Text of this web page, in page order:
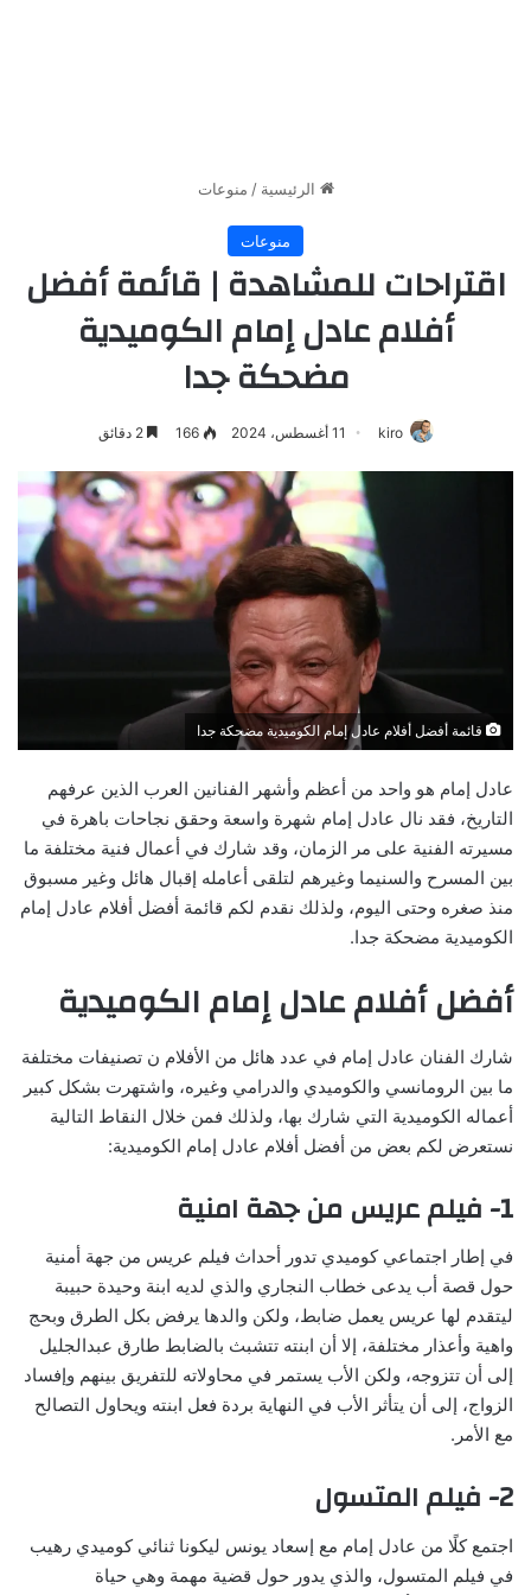
الرئيسية / منوعات
منوعات
اقتراحات للمشاهدة | قائمة أفضل
أفلام عادل إمام الكوميدية
مضحكة جدا
kiro 11 أغسطس، 2024 166 2 دقائق
قائمة أفضل أفلام عادل إمام الكوميدية مضحكة جدا
عادل إمام هو واحد من أعظم وأشهر الفنانين العرب الذين عرفهم
التاريخ، فقد نال عادل إمام شهرة واسعة وحقق نجاحات باهرة في
مسيرته الفنية على مر الزمان، وقد شارك في أعمال فنية مختلفة ما
بين المسرح والسنيما وغيرهم لتلقى أعامله إقبال هائل وغير مسبوق
منذ صغره وحتى اليوم، ولذلك نقدم لكم قائمة أفضل أفلام عادل إمام
الكوميدية مضحكة جدا.
أفضل أفلام عادل إمام الكوميدية
شارك الفنان عادل إمام في عدد هائل من الأفلام ن تصنيفات مختلفة
ما بين الرومانسي والكوميدي والدرامي وغيره، واشتهرت بشكل كبير
أعماله الكوميدية التي شارك بها، ولذلك فمن خلال النقاط التالية
نستعرض لكم بعض من أفضل أفلام عادل إمام الكوميدية:
1- فيلم عريس من جهة امنية
في إطار اجتماعي كوميدي تدور أحداث فيلم عريس من جهة أمنية
حول قصة أب يدعى خطاب النجاري والذي لديه ابنة وحيدة حبيبة
ليتقدم لها عريس يعمل ضابط، ولكن والدها يرفض بكل الطرق وبحج
واهية وأعذار مختلفة، إلا أن ابنته تتشبث بالضابط طارق عبدالجليل
إلى أن تتزوجه، ولكن الأب يستمر في محاولاته للتفريق بينهم وإفساد
الزواج، إلى أن يتأثر الأب في النهاية بردة فعل ابنته ويحاول التصالح
مع الأمر.
2- فيلم المتسول
اجتمع كلًا من عادل إمام مع إسعاد يونس ليكونا ثنائي كوميدي رهيب
في فيلم المتسول، والذي يدور حول قضية مهمة وهي حياة